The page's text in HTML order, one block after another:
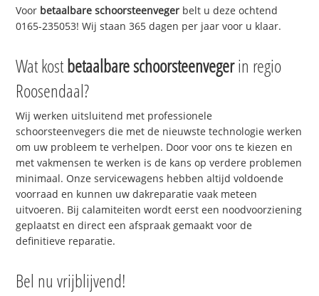
Voor betaalbare schoorsteenveger belt u deze ochtend
0165-235053! Wij staan 365 dagen per jaar voor u klaar.
Wat kostbetaalbare schoorsteenvegerin regio
Roosendaal?
Wij werken uitsluitend met professionele
schoorsteenvegers die met de nieuwste technologie werken
om uw probleem te verhelpen. Door voor ons te kiezen en
met vakmensen te werken is de kans op verdere problemen
minimaal. Onze servicewagens hebben altijd voldoende
voorraad en kunnen uw dakreparatie vaak meteen
uitvoeren. Bij calamiteiten wordt eerst een noodvoorziening
geplaatst en direct een afspraak gemaakt voor de
definitieve reparatie.
Bel nu vrijblijvend!